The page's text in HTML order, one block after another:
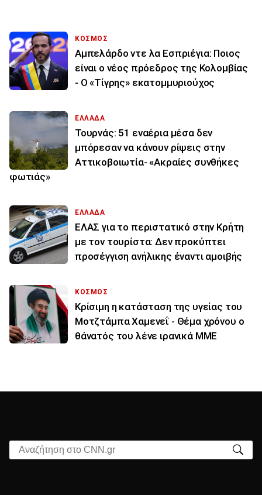
ΚΟΣΜΟΣ
Αμπελάρδο ντε λα Εσπριέγια: Ποιος
είναι ο νέος πρόεδρος της Κολομβίας
- Ο «Τίγρης» εκατομμυριούχος
ΕΛΛΑΔΑ
Τουρνάς: 51 εναέρια μέσα δεν
μπόρεσαν να κάνουν ρίψεις στην
Αττικοβοιωτία- «Ακραίες συνθήκες
φωτιάς»
ΕΛΛΑΔΑ
ΕΛΑΣ για το περιστατικό στην Κρήτη
με τον τουρίστα: Δεν προκύπτει
προσέγγιση ανήλικης έναντι αμοιβής
ΚΟΣΜΟΣ
Κρίσιμη η κατάσταση της υγείας του
Μοτζτάμπα Χαμενεΐ - Θέμα χρόνου ο
θάνατός του λένε ιρανικά ΜΜΕ
Αναζήτηση στο CNN.gr